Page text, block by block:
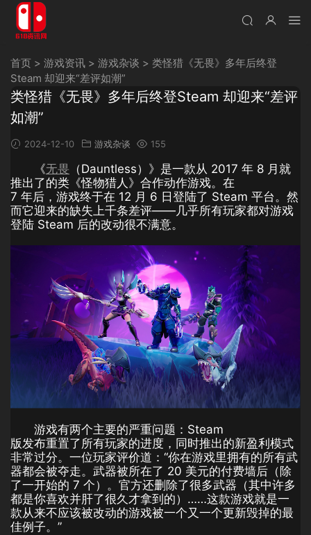
首页 > 游戏资讯 > 游戏杂谈 > 类怪猎《无畏》多年后终登
Steam 却迎来“差评如潮”
类怪猎《无畏》多年后终登Steam 却迎来“差评
如潮”
2024-12-10 游戏杂谈 155
《无畏 （Dauntless）》是一款从 2017 年 8 月就
推出了的类《怪物猎人》合作动作游戏。在
7 年后，游戏终于在 12 月 6 日登陆了 Steam 平台。然
而它迎来的缺失上千条差评——几乎所有玩家都对游戏
登陆 Steam 后的改动很不满意。
游戏有两个主要的严重问题：Steam
版发布重置了所有玩家的进度，同时推出的新盈利模式
非常过分。一位玩家评价道：“你在游戏里拥有的所有武
器都会被夺走。武器被所在了 20 美元的付费墙后（除
了一开始的 7 个）。官方还删除了很多武器（其中许多
都是你喜欢并肝了很久才拿到的）……这款游戏就是一
款从来不应该被改动的游戏被一个又一个更新毁掉的最
佳例子。”